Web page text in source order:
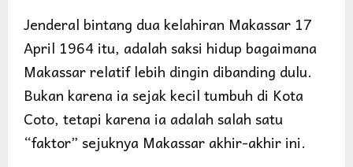
Jenderal bintang dua kelahiran Makassar 17
April 1964 itu, adalah saksi hidup bagaimana
Makassar relatif lebih dingin dibanding dulu.
Bukan karena ia sejak kecil tumbuh di Kota
Coto, tetapi karena ia adalah salah satu
“faktor” sejuknya Makassar akhir-akhir ini.